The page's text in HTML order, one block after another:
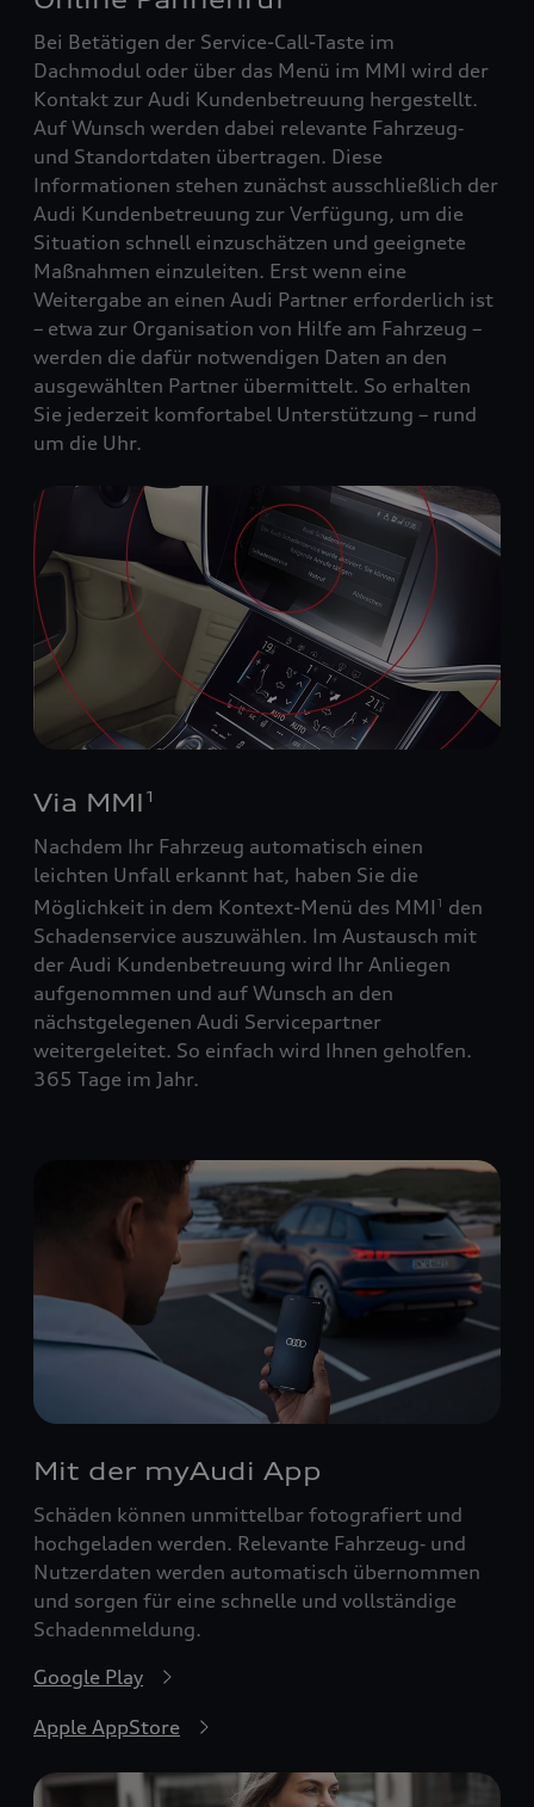
Bei Betätigen der Service-Call-Taste im
Dachmodul oder über das Menü im MMI wird der
Kontakt zur Audi Kundenbetreuung hergestellt.
Auf Wunsch werden dabei relevante Fahrzeug‑
und Standortdaten übertragen. Diese
Informationen stehen zunächst ausschließlich der
Audi Kundenbetreuung zur Verfügung, um die
Situation schnell einzuschätzen und geeignete
Maßnahmen einzuleiten. Erst wenn eine
Weitergabe an einen Audi Partner erforderlich ist
– etwa zur Organisation von Hilfe am Fahrzeug –
werden die dafür notwendigen Daten an den
ausgewählten Partner übermittelt. So erhalten
Sie jederzeit komfortabel Unterstützung – rund
um die Uhr.
Via MMI 1
Nachdem Ihr Fahrzeug automatisch einen
leichten Unfall erkannt hat, haben Sie die
Möglichkeit in dem Kontext-Menü des MMI 1
den
Schadenservice auszuwählen. Im Austausch mit
der Audi Kundenbetreuung wird Ihr Anliegen
aufgenommen und auf Wunsch an den
nächstgelegenen Audi Servicepartner
weitergeleitet. So einfach wird Ihnen geholfen.
365 Tage im Jahr.
Mit der myAudi App
Schäden können unmittelbar fotografiert und
hochgeladen werden. Relevante Fahrzeug‑ und
Nutzerdaten werden automatisch übernommen
und sorgen für eine schnelle und vollständige
Schadenmeldung.
Google Play
Apple AppStore